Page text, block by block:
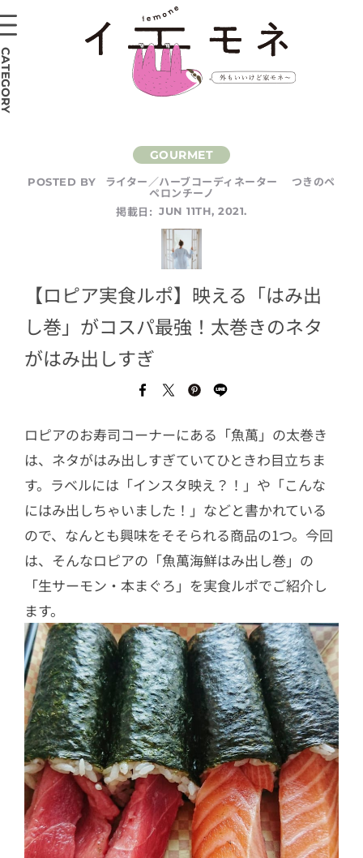
POSTED BY ライター／ハーブコーディネーター つきのペ
ペロンチーノ
掲載日: JUN 11TH, 2021.
【ロピア実食ルポ】映える「はみ出
し巻」がコスパ最強！太巻きのネタ
がはみ出しすぎ
ロピアのお寿司コーナーにある「魚萬」の太巻き
は、ネタがはみ出しすぎていてひときわ目立ちま
す。ラベルには「インスタ映え？！」や「こんな
にはみ出しちゃいました！」などと書かれている
ので、なんとも興味をそそられる商品の1つ。今回
は、そんなロピアの「魚萬海鮮はみ出し巻」の
「生サーモン・本まぐろ」を実食ルポでご紹介し
ます。